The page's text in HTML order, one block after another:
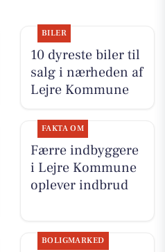
BILER
10 dyreste biler til
salg i nærheden af
Lejre Kommune
FAKTA OM
Færre indbyggere
i Lejre Kommune
oplever indbrud
BOLIGMARKED